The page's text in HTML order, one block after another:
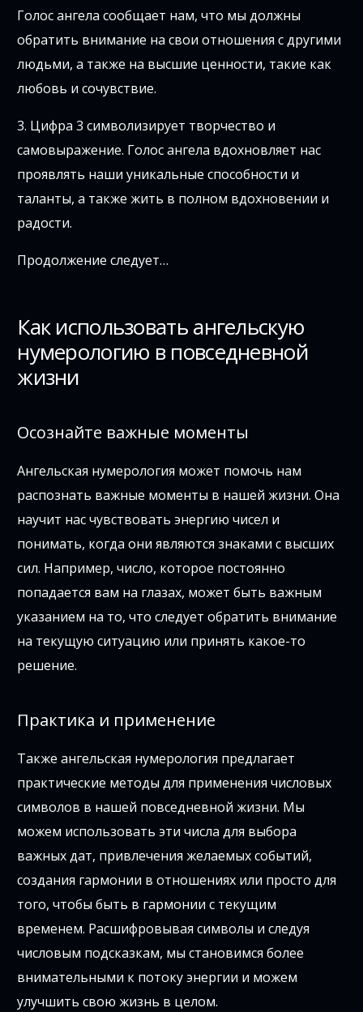
Голос ангела сообщает нам, что мы должны
обратить внимание на свои отношения с другими
людьми, а также на высшие ценности, такие как
любовь и сочувствие.
3. Цифра 3 символизирует творчество и
самовыражение. Голос ангела вдохновляет нас
проявлять наши уникальные способности и
таланты, а также жить в полном вдохновении и
радости.
Продолжение следует…
Как использовать ангельскую
нумерологию в повседневной
жизни
Осознайте важные моменты
Ангельская нумерология может помочь нам
распознать важные моменты в нашей жизни. Она
научит нас чувствовать энергию чисел и
понимать, когда они являются знаками с высших
сил. Например, число, которое постоянно
попадается вам на глазах, может быть важным
указанием на то, что следует обратить внимание
на текущую ситуацию или принять какое-то
решение.
Практика и применение
Также ангельская нумерология предлагает
практические методы для применения числовых
символов в нашей повседневной жизни. Мы
можем использовать эти числа для выбора
важных дат, привлечения желаемых событий,
создания гармонии в отношениях или просто для
того, чтобы быть в гармонии с текущим
временем. Расшифровывая символы и следуя
числовым подсказкам, мы становимся более
внимательными к потоку энергии и можем
улучшить свою жизнь в целом.